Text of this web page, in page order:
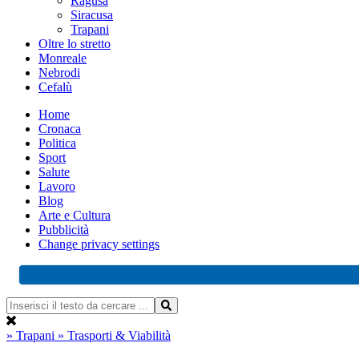
Siracusa
Trapani
Oltre lo stretto
Monreale
Nebrodi
Cefalù
Home
Cronaca
Politica
Sport
Salute
Lavoro
Blog
Arte e Cultura
Pubblicità
Change privacy settings
» Trapani » Trasporti & Viabilità